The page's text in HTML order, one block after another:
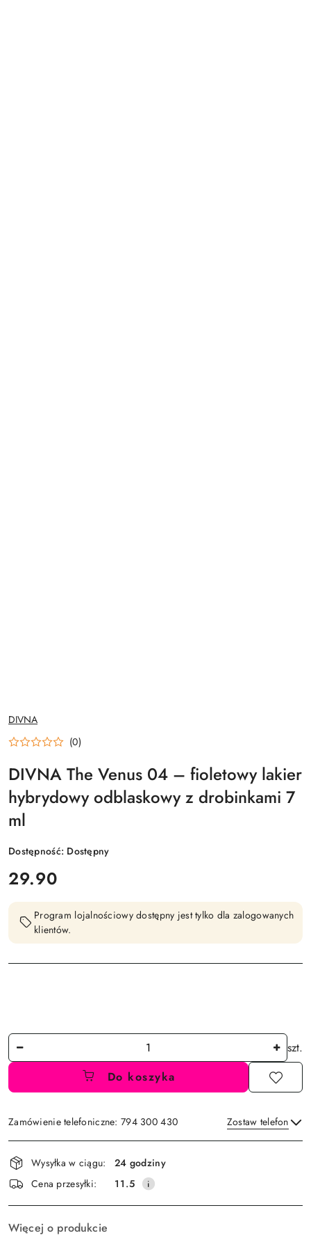
NAZWA
PRODUCENTA:
DIVNA
(0)
DIVNA The Venus 04 – fioletowy lakier
hybrydowy odblaskowy z drobinkami 7
ml
Dostępność: Dostępny
cena:
29.90
Program lojalnościowy dostępny jest tylko dla zalogowanych
klientów.
Ilość
szt.
Do koszyka
Zamówienie telefoniczne: 794 300 430 Zostaw telefon
Wyślij
Dostępność
i
dostawa
Wysyłka w ciągu:
24 godziny
Cena przesyłki:
11.5
Więcej o produkcie